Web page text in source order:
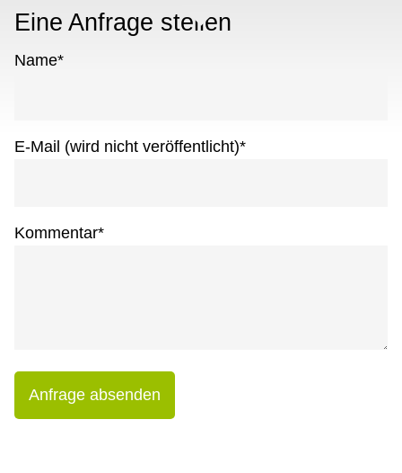
Eine Anfrage stellen
Name*
E-Mail (wird nicht veröffentlicht)*
Kommentar*
Anfrage absenden